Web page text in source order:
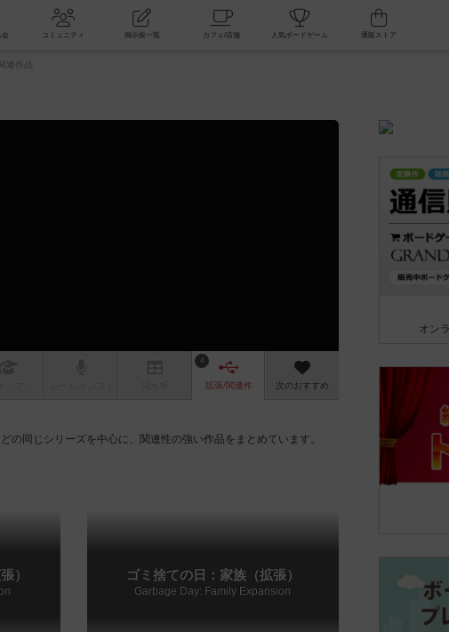
ボードゲーム会 コミュニティ 掲示板一覧 カフェ/店舗 人気ボードゲーム
連作品
4
拡張/関連作 次のおすすめ
同じシリーズを中心に、関連性の強い作品をまとめています。
） ゴミ捨ての日：家族（拡張）
Garbage Day: Family Expansion
オン